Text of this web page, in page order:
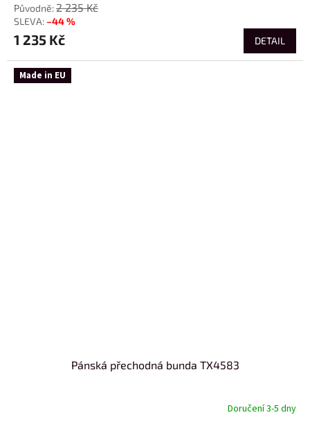
2 235 Kč
–44 %
1 235 Kč DETAIL
Made in EU
Pánská přechodná bunda TX4583
Doručení 3-5 dny